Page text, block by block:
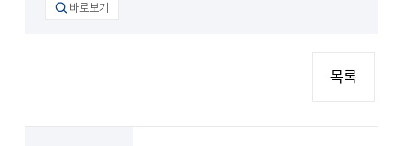
바로보기
목록